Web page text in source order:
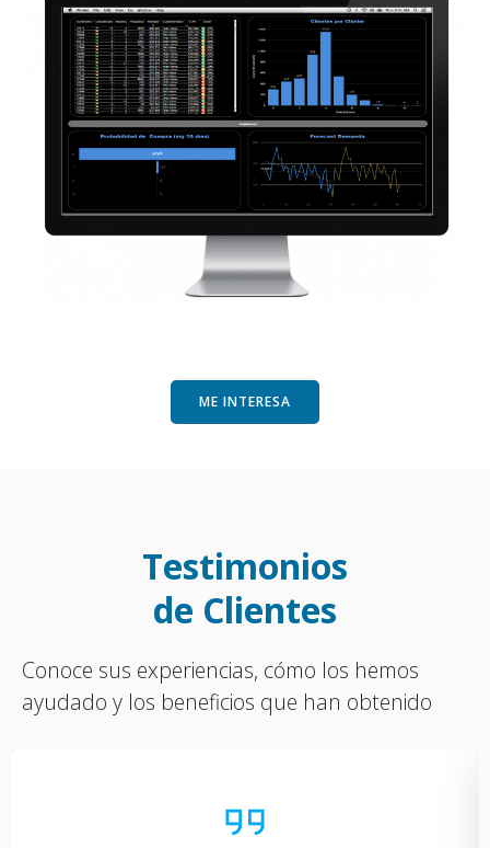
ME INTERESA
Testimonios
de Clientes
Conoce sus experiencias, cómo los hemos
ayudado y los beneficios que han obtenido